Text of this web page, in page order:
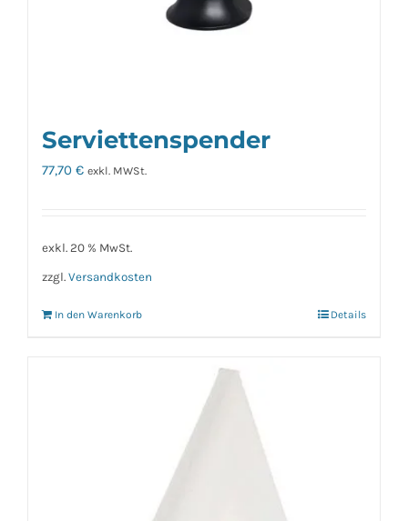
Serviettenspender
77,70 € exkl. MWSt.
exkl. 20 % MwSt.
zzgl. Versandkosten
In den Warenkorb Details